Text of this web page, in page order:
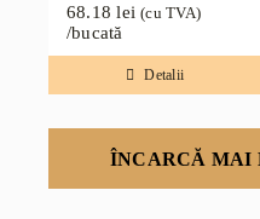
68.18lei (cu TVA)
/bucată
Detalii
ÎNCARCĂ MAI